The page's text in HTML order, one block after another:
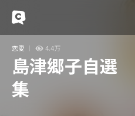
恋愛 4.4万
島津郷子自選
集